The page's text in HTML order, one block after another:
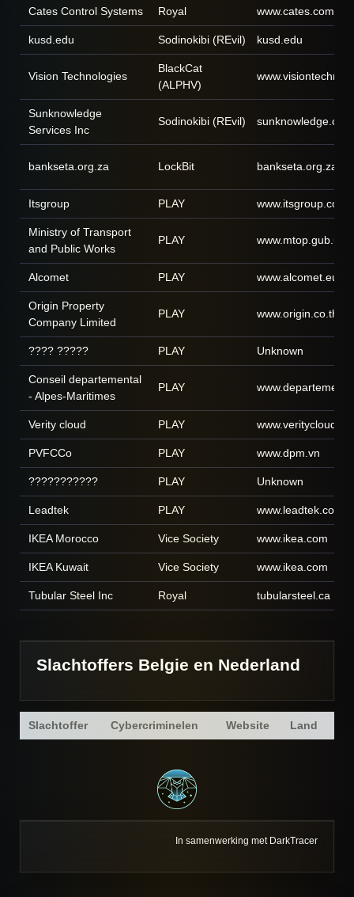
Cates Control Systems Royal www.cates.com
kusd.edu Sodinokibi (REvil) kusd.edu
Vision Technologies
BlackCat
(ALPHV)
Sunknowledge
Services Inc
Sodinokibi (REvil) sunknowledge.com
bankseta.org.za LockBit bankseta.org.za
Itsgroup PLAY www.itsgroup.com
Ministry of Transport
and Public Works
PLAY www.mtop.gub.uy
Alcomet PLAY www.alcomet.eu
Origin Property
Company Limited
PLAY www.origin.co.th
???? ????? PLAY Unknown
Conseil departemental
- Alpes-Maritimes
PLAY
Verity cloud PLAY
PVFCCo PLAY www.dpm.vn
??????????? PLAY Unknown
Leadtek PLAY www.leadtek.com
IKEA Morocco Vice Society www.ikea.com
IKEA Kuwait Vice Society www.ikea.com
Tubular Steel Inc Royal tubularsteel.ca
Slachtoffers Belgie en Nederland
Slachtoffer Cybercriminelen Website Land
In samenwerking met DarkTracer